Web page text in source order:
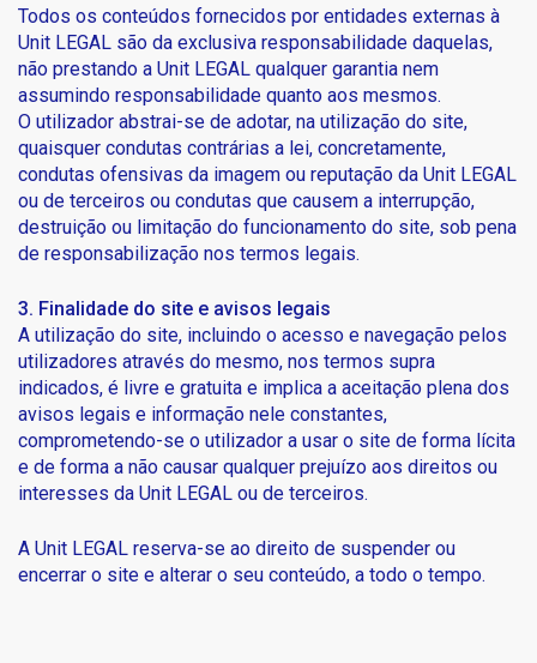
Todos os conteúdos fornecidos por entidades externas à
Unit LEGAL são da exclusiva responsabilidade daquelas,
não prestando a Unit LEGAL qualquer garantia nem
assumindo responsabilidade quanto aos mesmos.
O utilizador abstrai-se de adotar, na utilização do site,
quaisquer condutas contrárias a lei, concretamente,
condutas ofensivas da imagem ou reputação da Unit LEGAL
ou de terceiros ou condutas que causem a interrupção,
destruição ou limitação do funcionamento do site, sob pena
de responsabilização nos termos legais.
3. Finalidade do site e avisos legais
A utilização do site, incluindo o acesso e navegação pelos
utilizadores através do mesmo, nos termos supra
indicados, é livre e gratuita e implica a aceitação plena dos
avisos legais e informação nele constantes,
comprometendo-se o utilizador a usar o site de forma lícita
e de forma a não causar qualquer prejuízo aos direitos ou
interesses da Unit LEGAL ou de terceiros.
A Unit LEGAL reserva-se ao direito de suspender ou
encerrar o site e alterar o seu conteúdo, a todo o tempo.